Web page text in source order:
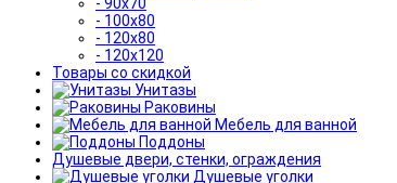
- 100x80
- 120x80
- 120x120
Товары со скидкой
Унитазы
Раковины
Мебель для ванной
Поддоны
Душевые двери, стенки, ограждения
Душевые уголки